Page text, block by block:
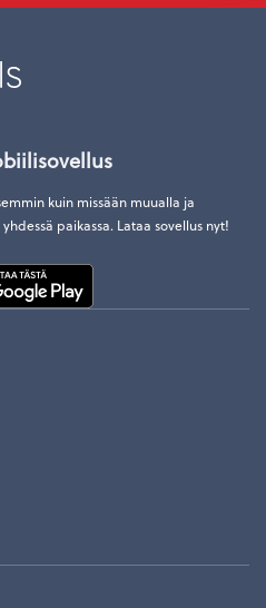
kuin missään muualla ja
paikassa. Lataa sovellus nyt!